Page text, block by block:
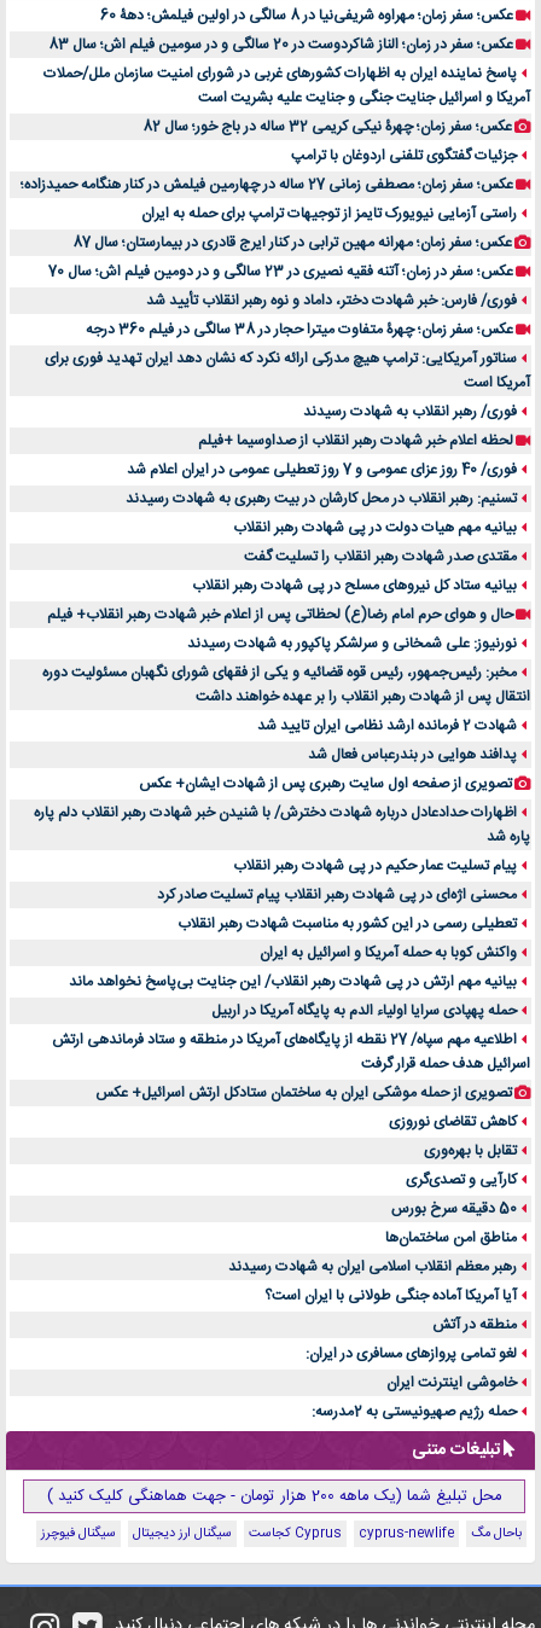
عکس؛ سفر زمان؛ مهراوه شریفی‌نیا در 8 سالگی در اولین فیلمش؛ دهۀ 60
عکس؛ سفر در زمان؛ الناز شاکردوست در 20 سالگی و در سومین فیلم اش؛ سال 83
پاسخ نماینده ایران به اظهارات کشورهای غربی در شورای امنیت سازمان ملل/حملات
آمریکا و اسرائیل جنایت جنگی و جنایت علیه بشریت است
عکس؛ سفر زمان؛ چهرۀ نیکی کریمی 32 ساله در باج خور؛ سال 82
جزئیات گفتگوی تلفنی اردوغان با ترامپ
عکس؛ سفر زمان؛ مصطفی زمانی 27 ساله در چهارمین فیلمش در کنار هنگامه حمیدزاده؛
راستی آزمایی نیویورک تایمز از توجیهات ترامپ برای حمله به ایران
عکس؛ سفر زمان؛ مهرانه مهین ترابی در کنار ایرج قادری در بیمارستان؛ سال 87
عکس؛ سفر در زمان؛ آتنه فقیه نصیری در 23 سالگی و در دومین فیلم اش؛ سال 70
فوری/ فارس: خبر شهادت دختر، داماد و نوه رهبر انقلاب تأیید شد
عکس؛ سفر زمان؛ چهرۀ متفاوت میترا حجار در 38 سالگی در فیلم 360 درجه
سناتور آمریکایی: ترامپ هیچ مدرکی ارائه نکرد که نشان دهد ایران تهدید فوری برای
آمریکا است
فوری/ رهبر انقلاب به شهادت رسیدند
لحظه اعلام خبر شهادت رهبر انقلاب از صداوسیما +فیلم
فوری/ 40 روز عزای عمومی و 7 روز تعطیلی عمومی در ایران اعلام شد
تسنیم: رهبر انقلاب در محل کارشان در بیت رهبری به شهادت رسیدند
بیانیه مهم هیات دولت در پی شهادت رهبر انقلاب
مقتدی صدر شهادت رهبر انقلاب را تسلیت گفت
بیانیه ستاد کل نیروهای مسلح در پی شهادت رهبر انقلاب
حال و هوای حرم امام رضا(ع) لحظاتی پس از اعلام خبر شهادت رهبر انقلاب+ فیلم
نورنیوز: علی شمخانی و سرلشکر پاکپور به شهادت رسیدند
مخبر: رئیس‌جمهور، رئیس قوه ‌قضائیه و یکی از فقهای شورای نگهبان مسئولیت دوره
انتقال پس ‌از شهادت رهبر انقلاب را بر عهده خواهند داشت
شهادت 2 فرمانده ارشد نظامی ایران تایید شد
پدافند هوایی در بندرعباس فعال شد
تصویری از صفحه اول سایت رهبری پس از شهادت ایشان+ عکس
اظهارات حدادعادل درباره شهادت دخترش/ با شنیدن خبر شهادت رهبر انقلاب دلم پاره
پاره شد
پیام تسلیت عمار حکیم در پی شهادت رهبر انقلاب
محسنی اژه‌ای در پی شهادت رهبر انقلاب پیام تسلیت صادر کرد
تعطیلی رسمی در این کشور به مناسبت شهادت رهبر انقلاب
واکنش کوبا به حمله آمریکا و اسرائیل به ایران
بیانیه مهم ارتش در پی شهادت رهبر انقلاب/ این جنایت بی‌پاسخ نخواهد ماند
حمله پهپادی سرایا اولیاء الدم به پایگاه آمریکا در اربیل
اطلاعیه مهم سپاه/ 27 نقطه از پایگاه‌های آمریکا در منطقه و ستاد فرماندهی ارتش
اسرائیل هدف حمله قرار گرفت
تصویری از حمله موشکی ایران به ساختمان ستادکل ارتش اسرائیل+ عکس
کاهش تقاضای نوروزی
تقابل با بهره‌وری
کارآیی و تصدی‌گری
50 دقیقه سرخ بورس
مناطق امن ساختمان‌ها
رهبر معظم انقلاب اسلامی ایران به شهادت رسیدند
آیا آمریکا آماده جنگی طولانی با ایران است؟
منطقه در آتش
لغو تمامی پروازهای مسافری در ایران:
خاموشی اینترنت ایران
حمله رژیم صهیونیستی به 2مدرسه:
تبلیغات متنی
محل تبلیغ شما (یک ماهه 200 هزار تومان - جهت هماهنگی کلیک کنید )
باحال مگ cyprus-newlife Cyprus کجاست سیگنال ارز دیجیتال سیگنال فیوچرز